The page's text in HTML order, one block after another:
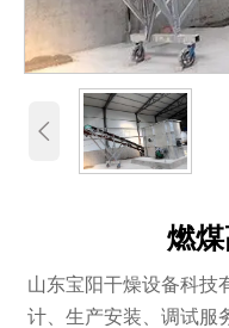

燃
山东宝阳干燥设备科技
计、生产安装、调试服